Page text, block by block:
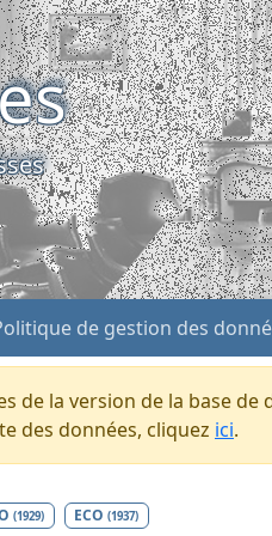
de gestion des
de la version de la base de
des données, cliquez ici.
(1929) ECO(1937)